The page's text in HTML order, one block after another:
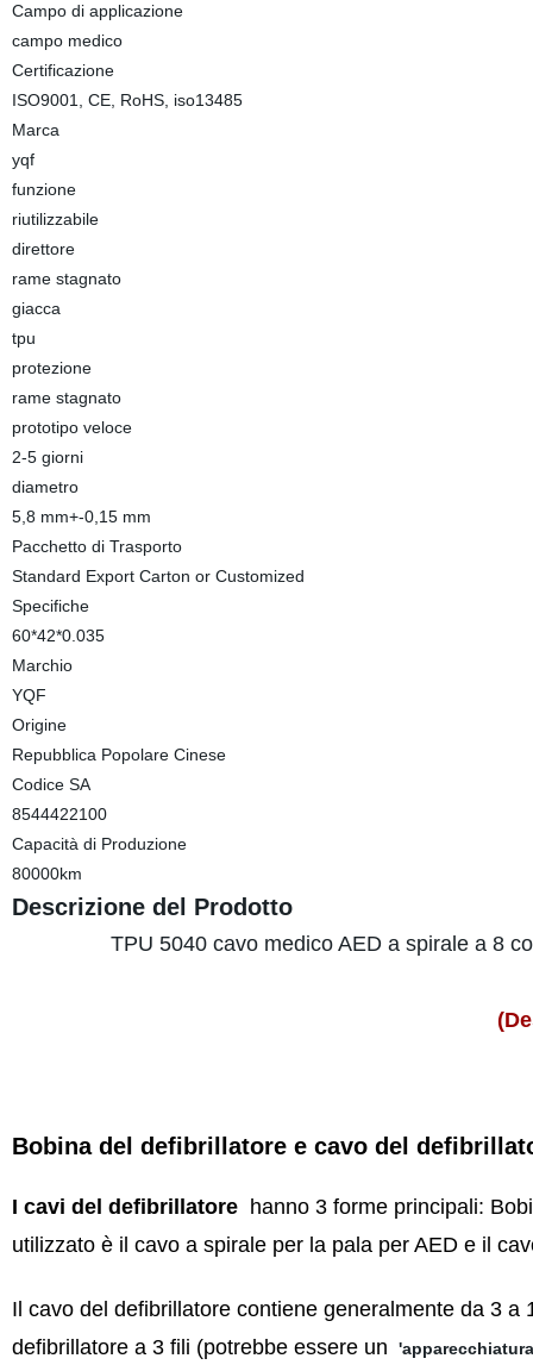
Campo di applicazione
campo medico
Certificazione
ISO9001, CE, RoHS, iso13485
Marca
yqf
funzione
riutilizzabile
direttore
rame stagnato
giacca
tpu
protezione
rame stagnato
prototipo veloce
2-5 giorni
diametro
5,8 mm+-0,15 mm
Pacchetto di Trasporto
Standard Export Carton or Customized
Specifiche
60*42*0.035
Marchio
YQF
Origine
Repubblica Popolare Cinese
Codice SA
8544422100
Capacità di Produzione
80000km
Descrizione del Prodotto
TPU 5040 cavo medico AED a spirale a 8
Bobina del defibrillatore e cavo del
I cavi del defibrillatore
hanno 3 forme principali:
utilizzato è il cavo a spirale per la pala per AED e il
Il cavo del defibrillatore contiene generalmente da 3
defibrillatore a 3 fili (potrebbe essere un